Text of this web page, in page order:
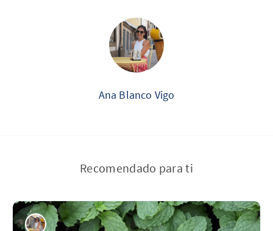
Ana Blanco Vigo
Recomendado para ti